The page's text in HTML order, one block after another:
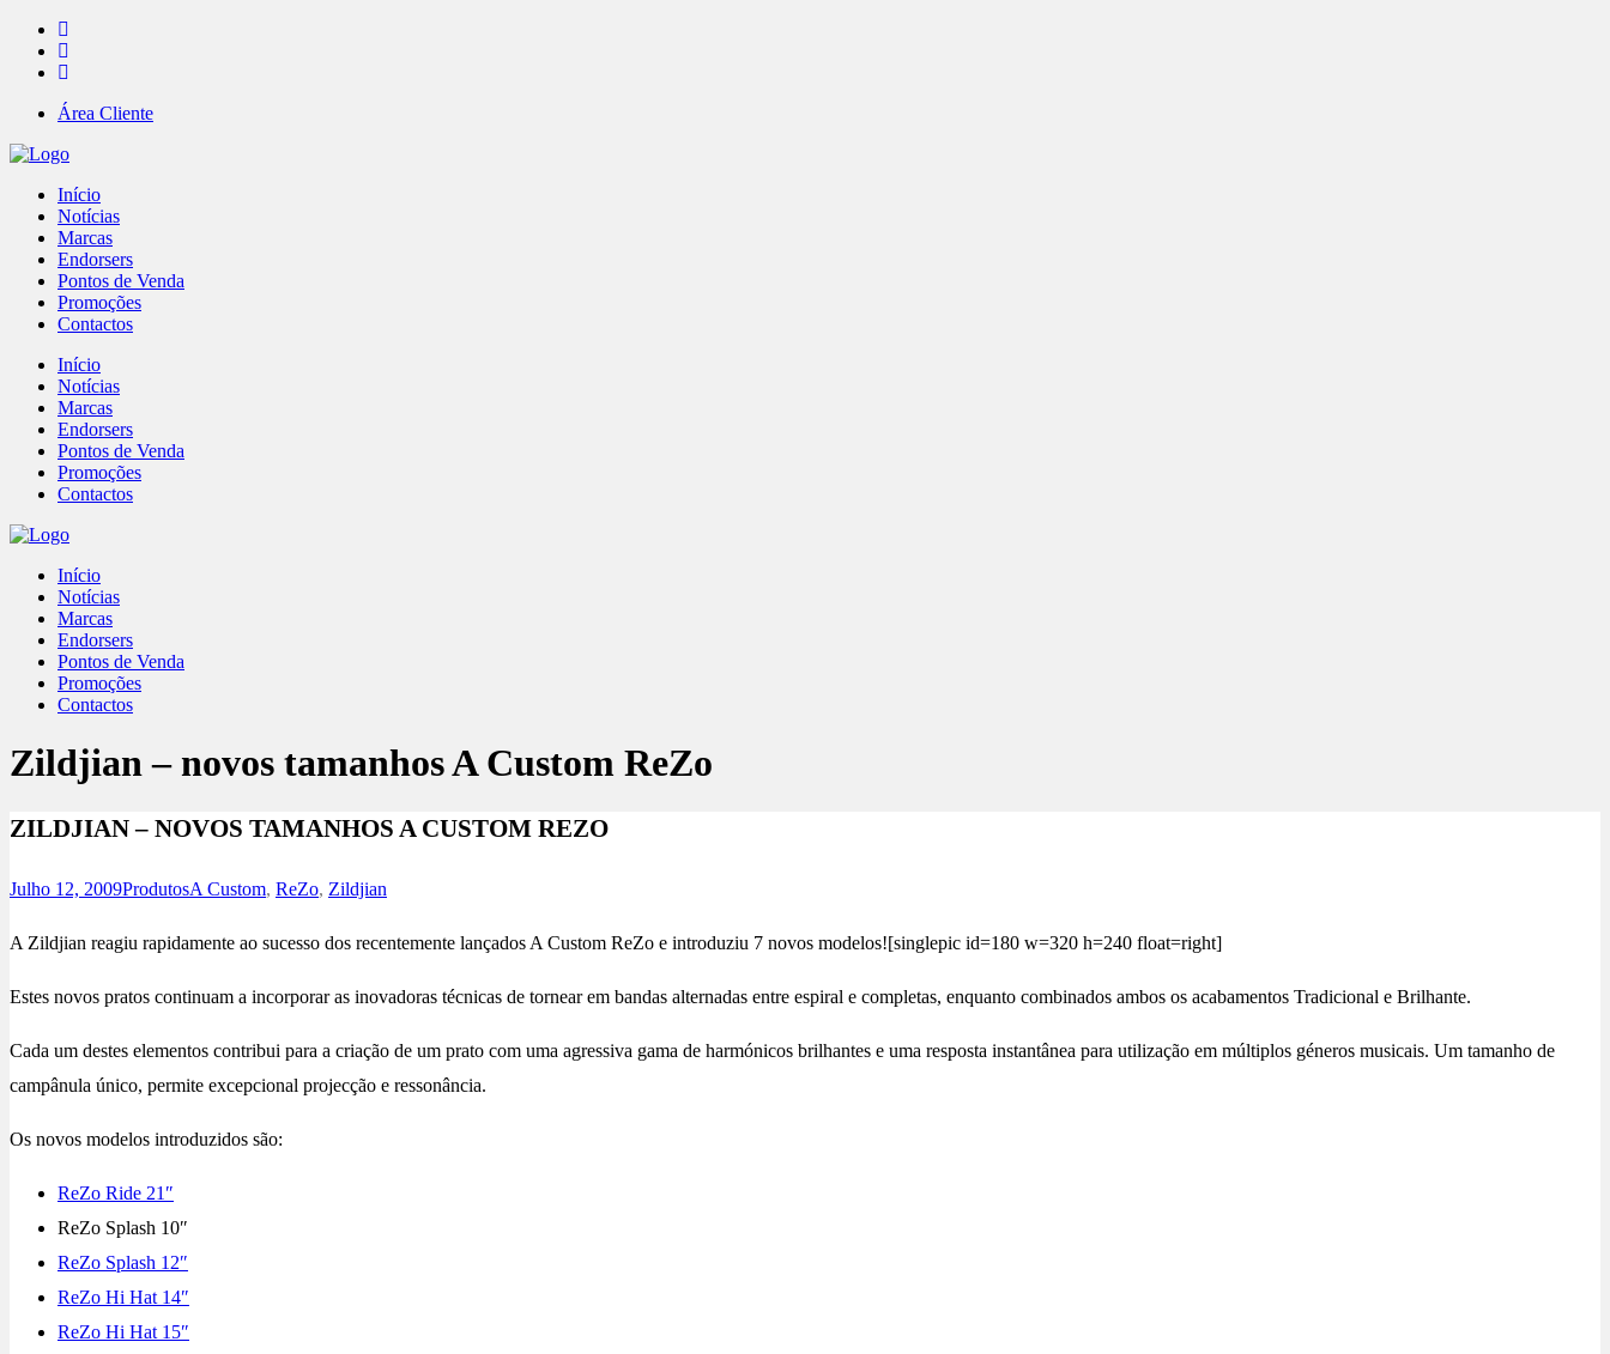
Área Cliente
Início
Notícias
Marcas
Endorsers
Pontos de Venda
Promoções
Contactos
Início
Notícias
Marcas
Endorsers
Pontos de Venda
Promoções
Contactos
Início
Notícias
Marcas
Endorsers
Pontos de Venda
Promoções
Contactos
Zildjian – novos tamanhos A Custom ReZo
ZILDJIAN – NOVOS TAMANHOS A CUSTOM REZO
Julho 12, 2009ProdutosA Custom, ReZo, Zildjian
A Zildjian reagiu rapidamente ao sucesso dos recentemente lançados A Custom ReZo e introduziu 7 novos modelos![singlepic id=180 w=320 h=240 float=right]
Estes novos pratos continuam a incorporar as inovadoras técnicas de tornear em bandas alternadas entre espiral e completas, enquanto combinados ambos os acabamentos Tradicional e Brilhante.
Cada um destes elementos contribui para a criação de um prato com uma agressiva gama de harmónicos brilhantes e uma resposta instantânea para utilização em múltiplos géneros musicais. Um tamanho de
campânula único, permite excepcional projecção e ressonância.
Os novos modelos introduzidos são:
ReZo Ride 21″
ReZo Splash 10″
ReZo Splash 12″
ReZo Hi Hat 14″
ReZo Hi Hat 15″